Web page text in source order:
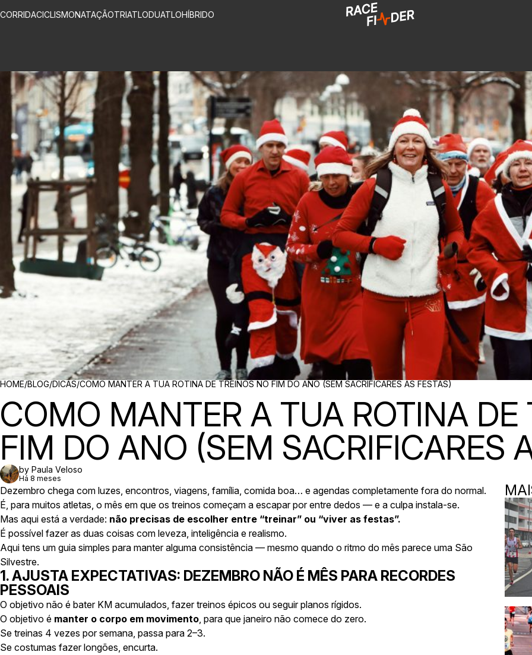
CORRIDACICLISMONATAÇÃOTRIATLODUATLOHÍBRIDO
BREADCRUMBS
HOME/BLOG/DICAS/COMO MANTER A TUA ROTINA DE TREINOS NO FIM DO ANO (SEM SACRIFICARES AS FESTAS)
COMO MANTER A TUA ROTINA DE
FIM DO ANO (SEM SACRIFICARES
by Paula Veloso
Há 8 meses
Dezembro chega com luzes, encontros, viagens, família, comida boa… e agendas completamente fora do normal.
É, para muitos atletas, o mês em que os treinos começam a escapar por entre dedos — e a culpa instala-se.
Mas aqui está a verdade: não precisas de escolher entre “treinar” ou “viver as festas”.
É possível fazer as duas coisas com leveza, inteligência e realismo.
Aqui tens um guia simples para manter alguma consistência — mesmo quando o ritmo do mês parece uma São
Silvestre.
1. AJUSTA EXPECTATIVAS: DEZEMBRO NÃO É MÊS PARA RECORDES
PESSOAIS
O objetivo não é bater KM acumulados, fazer treinos épicos ou seguir planos rígidos.
O objetivo é manter o corpo em movimento, para que janeiro não comece do zero.
Se treinas 4 vezes por semana, passa para 2–3.
Se costumas fazer longões, encurta.